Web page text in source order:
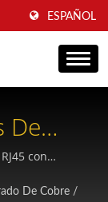
ESPAÑOL
De
La
con
para una
De Cobre /